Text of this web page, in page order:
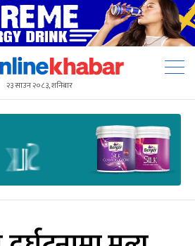
२३ साउन २०८३, शनिबार